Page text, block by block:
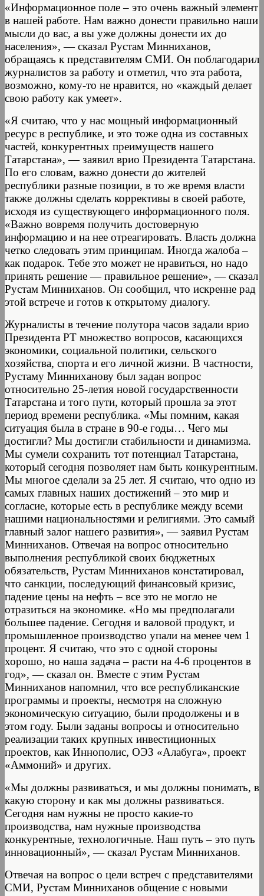
«Информационное поле – это очень важный элемент
в нашей работе. Нам важно донести правильно наши
мысли до вас, а вы уже должны донести их до
населения», — сказал Рустам Минниханов,
обращаясь к представителям СМИ. Он поблагодарил
журналистов за работу и отметил, что эта работа,
возможно, кому-то не нравится, но «каждый делает
свою работу как умеет».
«Я считаю, что у нас мощный информационный
ресурс в республике, и это тоже одна из составных
частей, конкурентных преимуществ нашего
Татарстана», — заявил врио Президента Татарстана.
По его словам, важно донести до жителей
республики разные позиции, в то же время власти
также должны сделать коррективы в своей работе,
исходя из существующего информационного поля.
«Важно вовремя получить достоверную
информацию и на нее отреагировать. Власть должна
четко следовать этим принципам. Иногда жалоба –
как подарок. Тебе это может не нравиться, но надо
принять решение — правильное решение», — сказал
Рустам Минниханов. Он сообщил, что искренне рад
этой встрече и готов к открытому диалогу.
Журналисты в течение полутора часов задали врио
Президента РТ множество вопросов, касающихся
экономики, социальной политики, сельского
хозяйства, спорта и его личной жизни. В частности,
Рустаму Минниханову был задан вопрос
относительно 25-летия новой государственности
Татарстана и того пути, который прошла за этот
период времени республика. «Мы помним, какая
ситуация была в стране в 90-е годы… Чего мы
достигли? Мы достигли стабильности и динамизма.
Мы сумели сохранить тот потенциал Татарстана,
который сегодня позволяет нам быть конкурентным.
Мы многое сделали за 25 лет. Я считаю, что одно из
самых главных наших достижений – это мир и
согласие, которые есть в республике между всеми
нашими национальностями и религиями. Это самый
главный залог нашего развития», — заявил Рустам
Минниханов. Отвечая на вопрос относительно
выполнения республикой своих бюджетных
обязательств, Рустам Минниханов констатировал,
что санкции, последующий финансовый кризис,
падение цены на нефть – все это не могло не
отразиться на экономике. «Но мы предполагали
большее падение. Сегодня и валовой продукт, и
промышленное производство упали на менее чем 1
процент. Я считаю, что это с одной стороны
хорошо, но наша задача – расти на 4-6 процентов в
год», — сказал он. Вместе с этим Рустам
Минниханов напомнил, что все республиканские
программы и проекты, несмотря на сложную
экономическую ситуацию, были продолжены и в
этом году. Были заданы вопросы и относительно
реализации таких крупных инвестиционных
проектов, как Иннополис, ОЭЗ «Алабуга», проект
«Аммоний» и других.
«Мы должны развиваться, и мы должны понимать, в
какую сторону и как мы должны развиваться.
Сегодня нам нужны не просто какие-то
производства, нам нужные производства
конкурентные, технологичные. Наш путь – это путь
инновационный», — сказал Рустам Минниханов.
Отвечая на вопрос о цели встреч с представителями
СМИ, Рустам Минниханов общение с новыми